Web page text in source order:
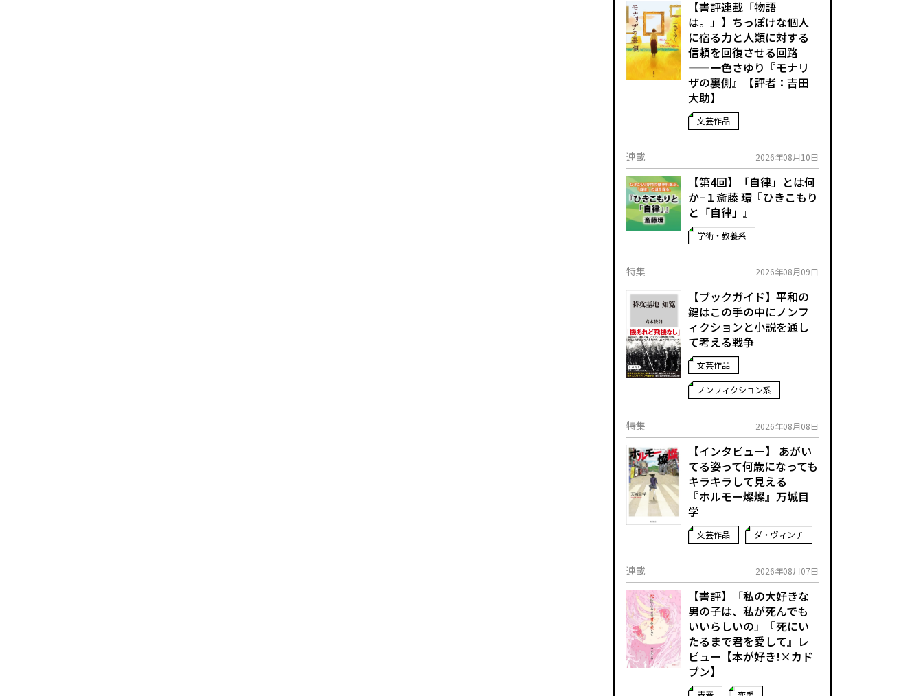
【書評連載「物語
は。」】ちっぽけな個人
に宿る力と人類に対する
信頼を回復させる回路
——一色さゆり『モナリ
ザの裏側』【評者：吉田
大助】
文芸作品
連載 2026年08月10日
【第4回】「自律」とは何
か−１――斎藤 環『ひきこもり
と「自律」』
学術・教養系
特集 2026年08月09日
【ブックガイド】平和の
鍵はこの手の中に――ノンフ
ィクションと小説を通し
て考える戦争
文芸作品
ノンフィクション系
特集 2026年08月08日
【インタビュー】 あがい
てる姿って何歳になっても
キラキラして見える
『ホルモー燦燦』万城目
学
文芸作品 ダ・ヴィンチ
連載 2026年08月07日
【書評】「私の大好きな
男の子は、私が死んでも
いいらしいの」――『死にい
たるまで君を愛して』レ
ビュー【本が好き!×カド
ブン】